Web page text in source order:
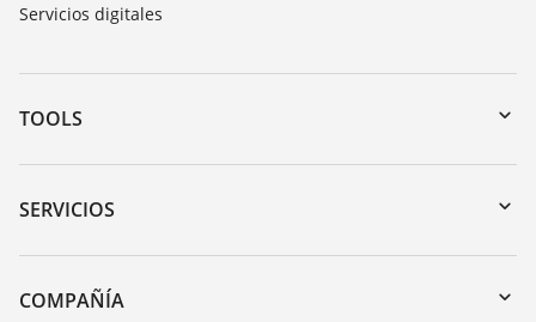
Servicios digitales
TOOLS
Zona de descarga
Búsqueda por número de serie
DTM Collection/PACTware
SERVICIOS
Devolución de instrumentos
Cursos de formacion
COMPAÑÍA